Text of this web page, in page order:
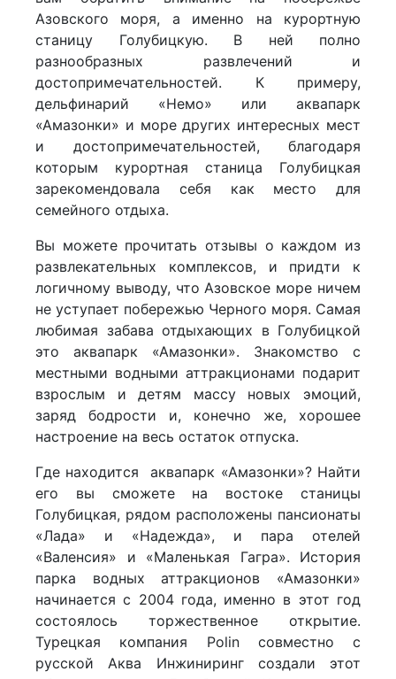
Азовского моря, а именно на курортную
станицу Голубицкую. В ней полно
разнообразных развлечений и
достопримечательностей. К примеру,
дельфинарий «Немо» или аквапарк
«Амазонки» и море других интересных мест
и достопримечательностей, благодаря
которым курортная станица Голубицкая
зарекомендовала себя как место для
семейного отдыха.
Вы можете прочитать отзывы о каждом из
развлекательных комплексов, и придти к
логичному выводу, что Азовское море ничем
не уступает побережью Черного моря. Самая
любимая забава отдыхающих в Голубицкой
это аквапарк «Амазонки». Знакомство с
местными водными аттракционами подарит
взрослым и детям массу новых эмоций,
заряд бодрости и, конечно же, хорошее
настроение на весь остаток отпуска.
Где находится аквапарк «Амазонки»? Найти
его вы сможете на востоке станицы
Голубицкая, рядом расположены пансионаты
«Лада» и «Надежда», и пара отелей
«Валенсия» и «Маленькая Гагра». История
парка водных аттракционов «Амазонки»
начинается с 2004 года, именно в этот год
состоялось торжественное открытие.
Турецкая компания Polin совместно с
русской Аква Инжиниринг создали этот